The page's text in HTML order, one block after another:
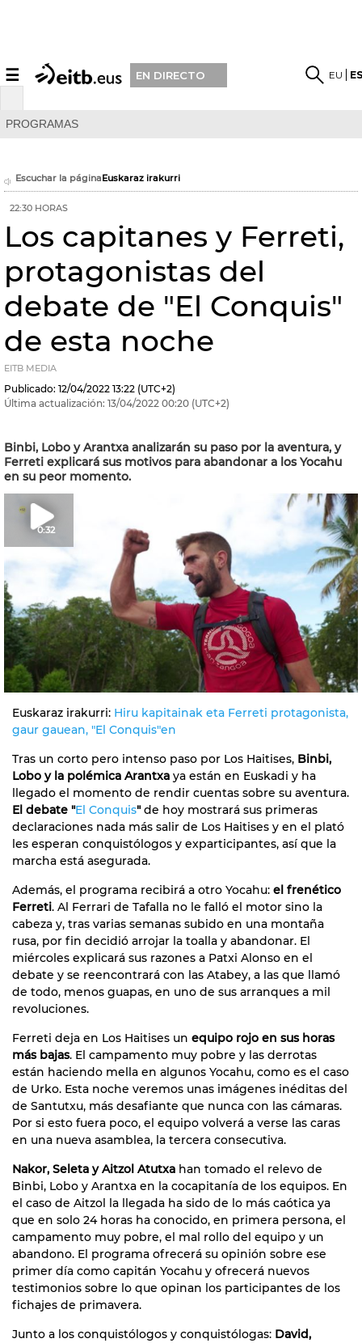
☰ EN DIRECTO EU
PROGRAMAS
Escuchar la páginaEuskaraz irakurri
22:30 HORAS
Los capitanes y Ferreti,
protagonistas del
debate de "El Conquis"
de esta noche
EITB MEDIA
Publicado: 12/04/2022 13:22 (UTC+2)
Última actualización: 13/04/2022 00:20 (UTC+2)
Binbi, Lobo y Arantxa analizarán su paso por la aventura, y
Ferreti explicará sus motivos para abandonar a los Yocahu
en su peor momento.
0:32
Euskaraz irakurri: Hiru kapitainak eta Ferreti protagonista,
gaur gauean, "El Conquis"en
Tras un corto pero intenso paso por Los Haitises, Binbi,
Lobo y la polémica Arantxa ya están en Euskadi y ha
llegado el momento de rendir cuentas sobre su aventura.
El debate "El Conquis"de hoy mostrará sus primeras
declaraciones nada más salir de Los Haitises y en el plató
les esperan conquistólogos y exparticipantes, así que la
marcha está asegurada.
Además, el programa recibirá a otro Yocahu: el frenético
Ferreti. Al Ferrari de Tafalla no le falló el motor sino la
cabeza y, tras varias semanas subido en una montaña
rusa, por fin decidió arrojar la toalla y abandonar. El
miércoles explicará sus razones a Patxi Alonso en el
debate y se reencontrará con las Atabey, a las que llamó
de todo, menos guapas, en uno de sus arranques a mil
revoluciones.
Ferreti deja en Los Haitises un equipo rojo en sus horas
más bajas. El campamento muy pobre y las derrotas
están haciendo mella en algunos Yocahu, como es el caso
de Urko. Esta noche veremos unas imágenes inéditas del
de Santutxu, más desafiante que nunca con las cámaras.
Por si esto fuera poco, el equipo volverá a verse las caras
en una nueva asamblea, la tercera consecutiva.
Nakor, Seleta y Aitzol Atutxa han tomado el relevo de
Binbi, Lobo y Arantxa en la cocapitanía de los equipos. En
el caso de Aitzol la llegada ha sido de lo más caótica ya
que en solo 24 horas ha conocido, en primera persona, el
campamento muy pobre, el mal rollo del equipo y un
abandono. El programa ofrecerá su opinión sobre ese
primer día como capitán Yocahu y ofrecerá nuevos
testimonios sobre lo que opinan los participantes de los
fichajes de primavera.
Junto a los conquistólogos y conquistólogas: David,